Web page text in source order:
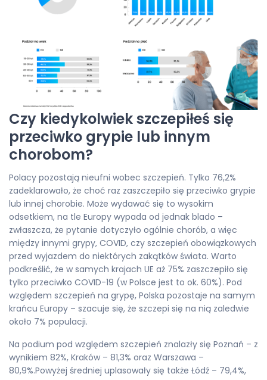
Czy kiedykolwiek szczepiłeś się
przeciwko grypie lub innym
chorobom?
Polacy pozostają nieufni wobec szczepień. Tylko 76,2%
zadeklarowało, że choć raz zaszczepiło się przeciwko grypie
lub innej chorobie. Może wydawać się to wysokim
odsetkiem, na tle Europy wypada od jednak blado –
zwłaszcza, że pytanie dotyczyło ogólnie chorób, a więc
między innymi grypy, COVID, czy szczepień obowiązkowych
przed wyjazdem do niektórych zakątków świata. Warto
podkreślić, że w samych krajach UE aż 75% zaszczepiło się
tylko przeciwko COVID-19 (w Polsce jest to ok. 60%). Pod
względem szczepień na grypę, Polska pozostaje na samym
krańcu Europy – szacuje się, że szczepi się na nią zaledwie
około 7% populacji.
Na podium pod względem szczepień znalazły się Poznań – z
wynikiem 82%, Kraków – 81,3% oraz Warszawa –
80,9%.Powyżej średniej uplasowały się także Łódź – 79,4%,